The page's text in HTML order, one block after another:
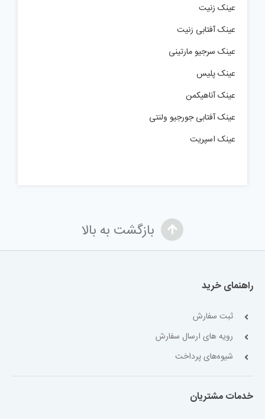
عینک زنیت
عینک آفتابی زنیت
عینک سرجیو مارتینی
عینک پلیس
عینک آناهیکمن
عینک آفتابی جورجیو ولنتی
عینک اسپریت
بازگشت به بالا
راهنمای خرید
ثبت سفارش
رویه های ارسال سفارش
شیوه‌های پرداخت
خدمات مشتریان